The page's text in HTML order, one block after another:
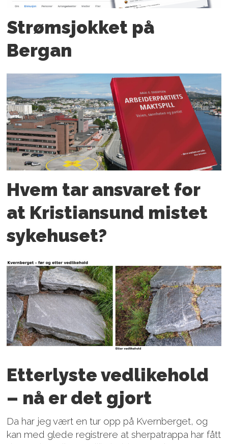
Strømsjokket på
Bergan
Hvem tar ansvaret for
at Kristiansund mistet
sykehuset?
Etterlyste vedlikehold
– nå er det gjort
Da har jeg vært en tur opp på Kvernberget, og
kan med glede registrere at sherpatrappa har fått